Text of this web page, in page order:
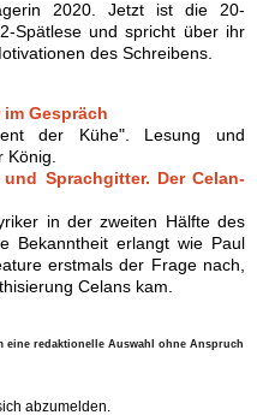
2020. Jetzt ist die 20-
Spätlese und spricht über ihr
des Schreibens.
Gespräch
der Kühe". Lesung und
Sprachgitter. Der Celan-
in der zweiten Hälfte des
Bekanntheit erlangt wie Paul
erstmals der Frage nach,
Celans kam.
redaktionelle Auswahl ohne Anspruch
abzumelden.